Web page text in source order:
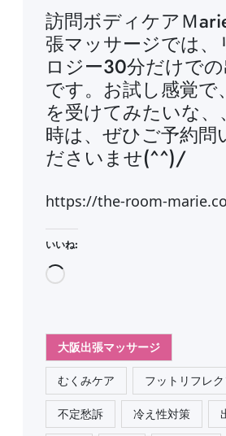
訪問ボディケアＭ
張マッサージでは、
ロジー30分だけで
です。お試し感覚で
を受けてみたいな、
時は、ぜひご予約問
ださいませ(^^)/
https://the-room-
いいね:
読
み
中
…
大阪出張マッサージ
むくみケア フットリフレ
不定愁訴 冷え性対策